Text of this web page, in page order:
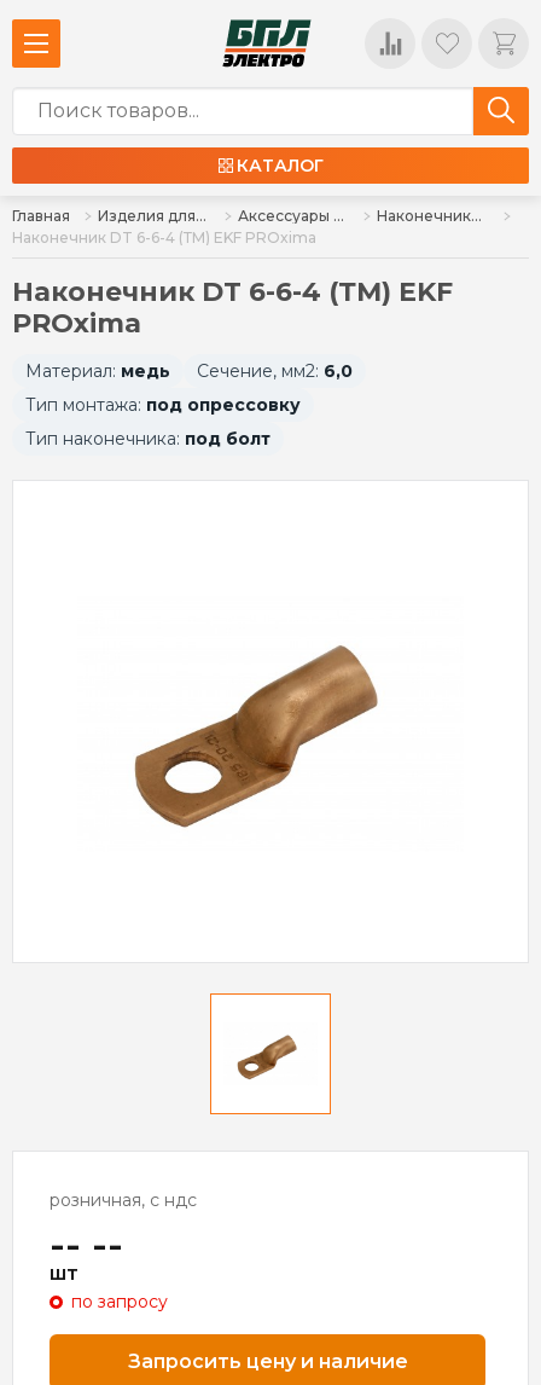
КАТАЛОГ
Главная Изделия для монтажа Аксессуары для монтажа
Наконечники силовые
Наконечник DT 6-6-4 (ТМ) EKF PROxima
Наконечник DT 6-6-4 (ТМ) EKF
PROxima
Материал: медь Сечение, мм2: 6,0
Тип монтажа: под опрессовку
Тип наконечника: под болт
розничная, с ндс
-- --
шт
по запросу
Запросить цену и наличие